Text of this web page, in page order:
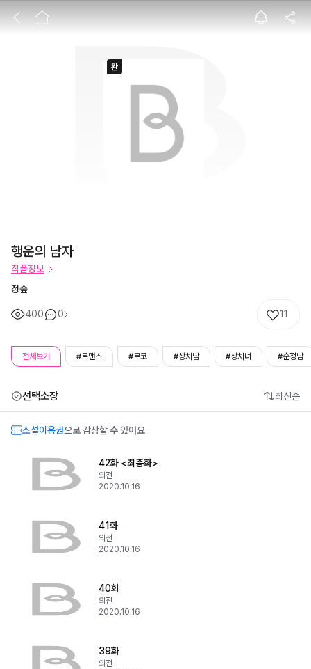
행운의 남자
행운의 남자
작품정보
정숲
400 0 11
전체보기 #로맨스 #로코 #상처남 #상처녀 #순정남
선택소장 최신순
소설이용권으로 감상할 수 있어요
42화 <최종화>
외전
2020.10.16
41화
외전
2020.10.16
40화
외전
2020.10.16
39화
외전